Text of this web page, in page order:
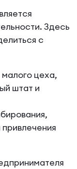
Здесь
с
цеха,
штат и